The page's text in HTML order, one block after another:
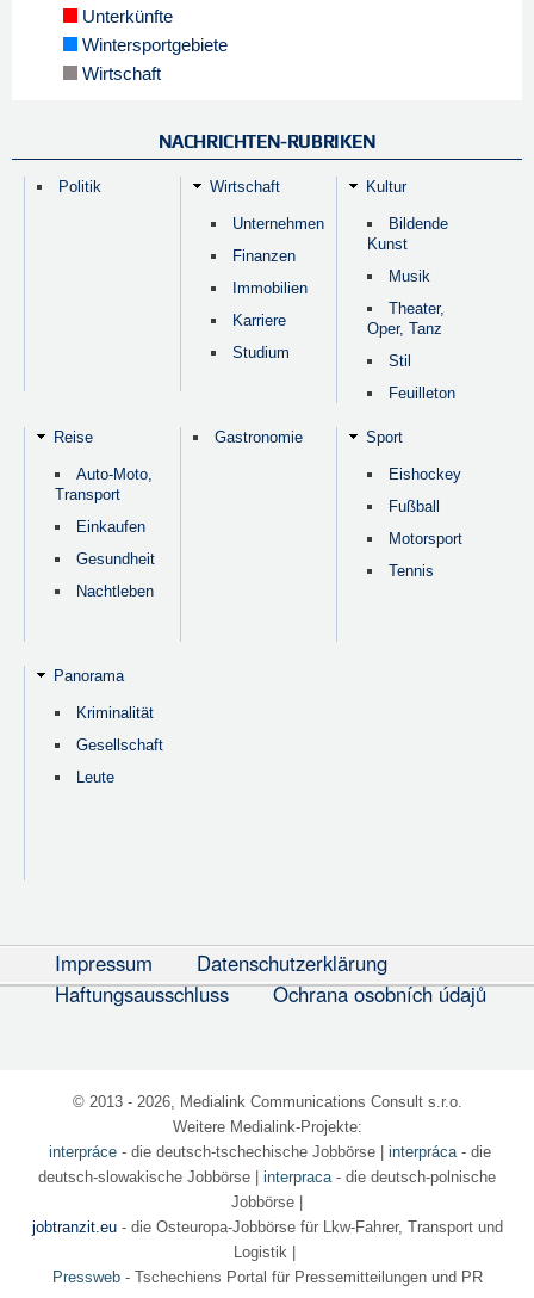
Unterkünfte
Wintersportgebiete
Wirtschaft
NACHRICHTEN-RUBRIKEN
Politik Wirtschaft
Unternehmen
Finanzen
Immobilien
Karriere
Studium
Kultur
Bildende
Kunst
Musik
Theater,
Oper, Tanz
Stil
Feuilleton
Reise
Auto-Moto,
Transport
Einkaufen
Gesundheit
Nachtleben
Gastronomie Sport
Eishockey
Fußball
Motorsport
Tennis
Panorama
Kriminalität
Gesellschaft
Leute
Impressum
Datenschutzerklärung
Haftungsausschluss
Ochrana osobních údajů
© 2013 - 2026, Medialink Communications Consult s.r.o.
Weitere Medialink-Projekte:
interpráce- die deutsch-tschechische Jobbörse| interpráca- die
deutsch-slowakische Jobbörse | interpraca- die deutsch-polnische
Jobbörse |
jobtranzit.eu- die Osteuropa-Jobbörse für Lkw-Fahrer, Transport und
Logistik |
Pressweb- Tschechiens Portal für Pressemitteilungen und PR